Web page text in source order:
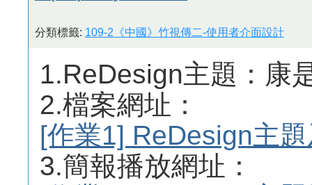
分類標籤: 109-2《中國》竹視傳二-使用者介面設計
1.ReDesign主題：康
2.檔案網址：
[作業1] ReDesign主
3.簡報播放網址：